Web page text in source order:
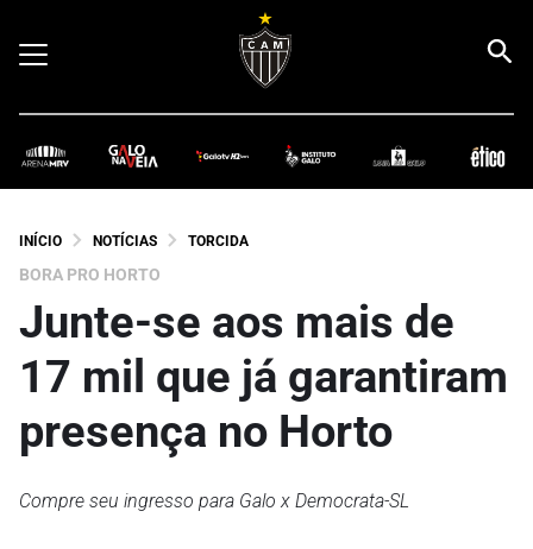
INÍCIO NOTÍCIAS TORCIDA
BORA PRO HORTO
Junte-se aos mais de
17 mil que já garantiram
presença no Horto
Compre seu ingresso para Galo x Democrata-SL